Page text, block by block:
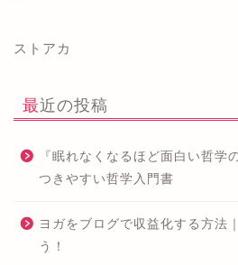
ストアカ
最近の投稿
『眠れなくなるほど面白い哲学
つきやすい哲学入門書
ヨガをブログで収益化する方法
う！